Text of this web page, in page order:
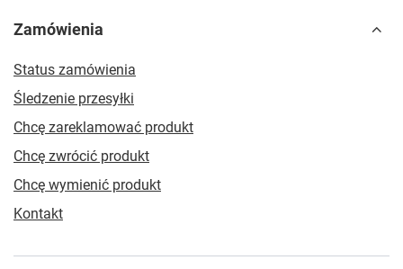
Zamówienia
Status zamówienia
Śledzenie przesyłki
Chcę zareklamować produkt
Chcę zwrócić produkt
Chcę wymienić produkt
Kontakt